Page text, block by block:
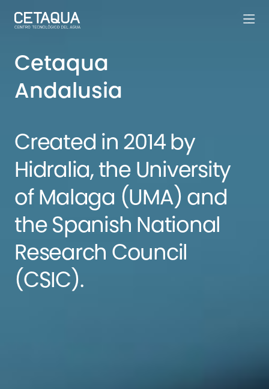
Cetaqua
Andalusia
Created in 2014 by
Hidralia, the University
of Malaga (UMA) and
the Spanish National
Research Council
(CSIC).